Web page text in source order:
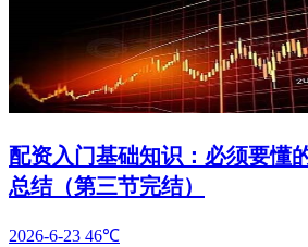
配资入门基础知识：必须要懂
总结（第三节完结）
2026-6-23 46℃